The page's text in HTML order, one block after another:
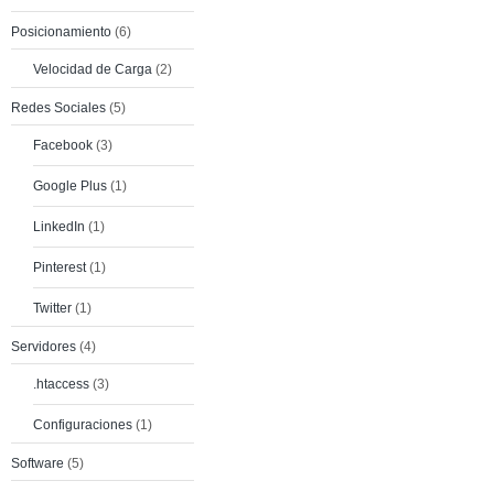
Posicionamiento (6)
Velocidad de Carga (2)
Redes Sociales (5)
Facebook (3)
Google Plus (1)
LinkedIn (1)
Pinterest(1)
Twitter (1)
Servidores (4)
.htaccess (3)
Configuraciones (1)
Software (5)